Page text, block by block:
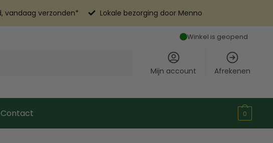
vandaag verzonden* Lokale bezorging door Menno
Winkel is geopend
Mijn account Afrekenen
Contact 0